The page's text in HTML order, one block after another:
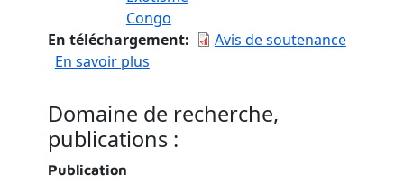
Congo
En téléchargement
Avis de soutenance
En savoir plussur Littérature et tourisme à propos
Domaine de recherche,
publications :
Publication